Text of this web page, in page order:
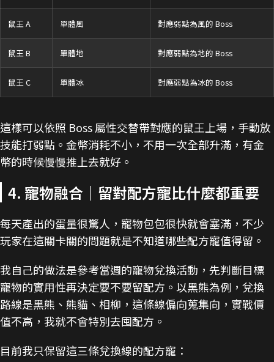
鼠王 A 單體風 對應弱點為風的 Boss
鼠王 B 單體地 對應弱點為地的 Boss
鼠王 C 單體冰 對應弱點為冰的 Boss
這樣可以依照 Boss 屬性交替帶對應的鼠王上場，手動放
技能打弱點。金幣消耗不小，不用一次全部升滿，有金
幣的時候慢慢推上去就好。
4. 寵物融合｜留對配方寵比什麼都重要
每天產出的蛋量很驚人，寵物包包很快就會塞滿，不少
玩家在這關卡關的問題就是不知道哪些配方寵值得留。
我自己的做法是參考當週的寵物兌換活動，先判斷目標
寵物的實用性再決定要不要留配方。以黑熊為例，兌換
路線是黑熊、熊貓、相柳，這條線偏向蒐集向，實戰價
值不高，我就不會特別去囤配方。
目前我只保留這三條兌換線的配方寵：